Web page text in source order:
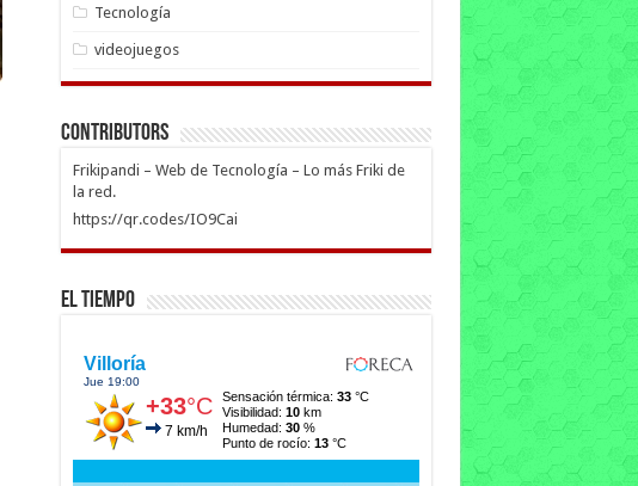
Tecnología
videojuegos
Contributors
Frikipandi – Web de Tecnología – Lo más Friki de
la red.
https://qr.codes/IO9Cai
El Tiempo